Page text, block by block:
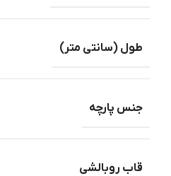
طول ‏(‏سانتی متر‏)‏
جنس پارچه
قاب روبالشی